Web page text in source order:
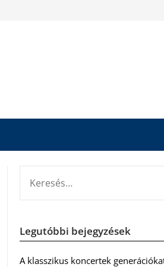
Legutóbbi bejegyzések
A klasszikus koncertek